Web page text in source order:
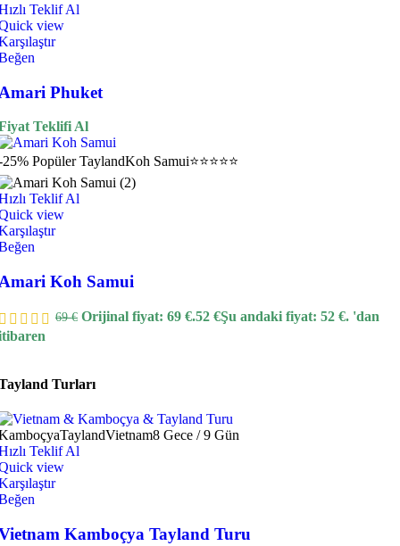
Teklif Al
view
Phuket
Teklifi Al
25% Popüler TaylandKoh Samui⭐⭐⭐⭐⭐
Teklif Al
view
Koh Samui
69€ Orijinal fiyat: 69 €.52 €Şu andaki fiyat: 52 €. 'dan
Turları
TaylandVietnam8 Gece / 9 Gün
Teklif Al
view
Kamboçya Tayland Turu